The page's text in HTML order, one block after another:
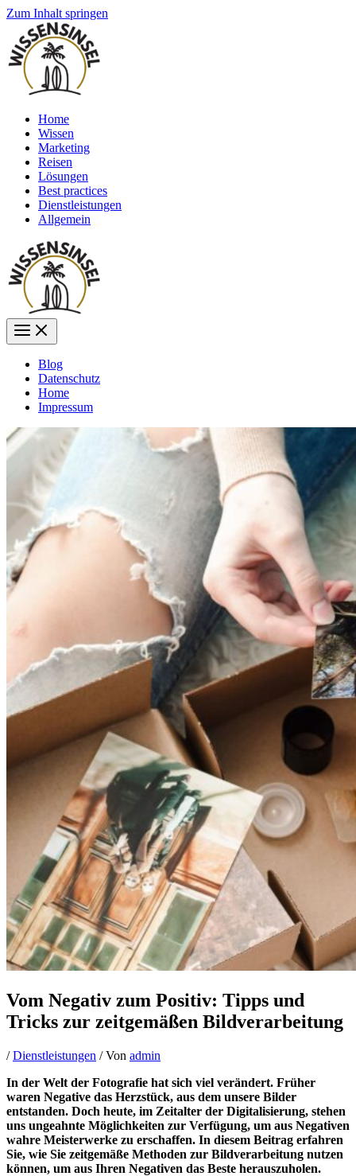
Zum Inhalt springen
Home
Wissen
Marketing
Reisen
Lösungen
Best practices
Dienstleistungen
Allgemein
Blog
Datenschutz
Home
Impressum
Vom Negativ zum Positiv: Tipps und
Tricks zur zeitgemäßen Bildverarbeitung
/Dienstleistungen / Von admin
In der Welt der Fotografie hat sich viel verändert. Früher
waren Negative das Herzstück, aus dem unsere Bilder
entstanden. Doch heute, im Zeitalter der Digitalisierung, stehen
uns ungeahnte Möglichkeiten zur Verfügung, um aus Negativen
wahre Meisterwerke zu erschaffen. In diesem Beitrag erfahren
Sie, wie Sie zeitgemäße Methoden zur Bildverarbeitung nutzen
können, um aus Ihren Negativen das Beste herauszuholen.